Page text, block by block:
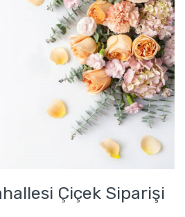
Çiçek Siparişi